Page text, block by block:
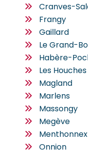
Cranves-
Frangy
Gaillard
Le Grand-
Habère-
Les Houches
Magland
Marlens
Massongy
Megève
Onnion